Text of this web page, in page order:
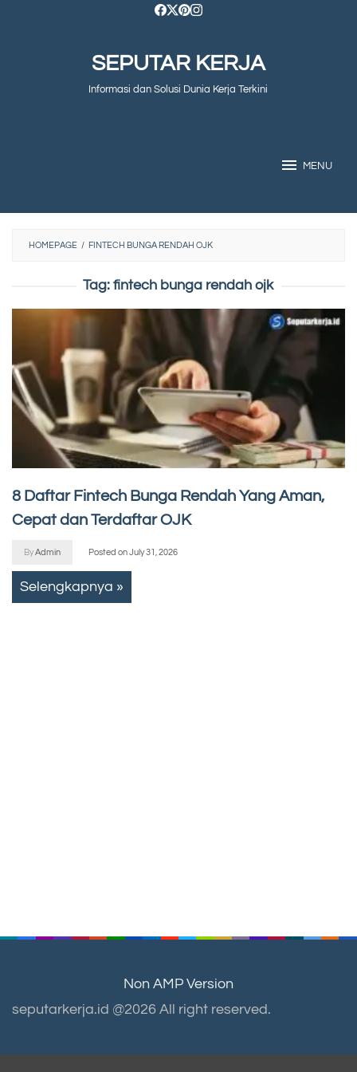
SEPUTAR KERJA
Informasi dan Solusi Dunia Kerja Terkini
MENU
HOMEPAGE / FINTECH BUNGA RENDAH OJK
Tag:fintech bunga rendah ojk
8 Daftar Fintech Bunga Rendah Yang Aman,
Cepat dan Terdaftar OJK
ByAdmin Posted onJuly 31, 2026
Selengkapnya »
Non AMP Version
seputarkerja.id @2026 All right reserved.